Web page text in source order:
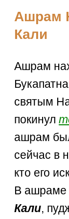
Ашрам
Кали
Ашрам
святым
покинул
ашрам
сейчас в
кто его
В ашраме
Кали,